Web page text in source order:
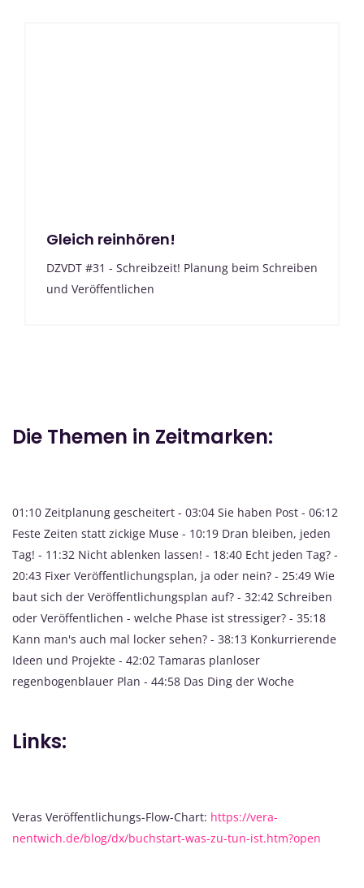
Gleich reinhören!
DZVDT #31 - Schreibzeit! Planung beim Schreiben
und Veröffentlichen
Die Themen in Zeitmarken:
01:10 Zeitplanung gescheitert - 03:04 Sie haben Post - 06:12
Feste Zeiten statt zickige Muse - 10:19 Dran bleiben, jeden
Tag! - 11:32 Nicht ablenken lassen! - 18:40 Echt jeden Tag? -
20:43 Fixer Veröffentlichungsplan, ja oder nein? - 25:49 Wie
baut sich der Veröffentlichungsplan auf? - 32:42 Schreiben
oder Veröffentlichen - welche Phase ist stressiger? - 35:18
Kann man's auch mal locker sehen? - 38:13 Konkurrierende
Ideen und Projekte - 42:02 Tamaras planloser
regenbogenblauer Plan - 44:58 Das Ding der Woche
Links:
Veras Veröffentlichungs-Flow-Chart: https://vera-
nentwich.de/blog/dx/buchstart-was-zu-tun-ist.htm?open